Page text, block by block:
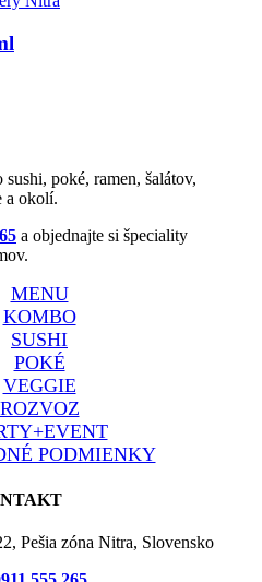
poké, ramen, šalátov,
a okolí.
a objednajte si špeciality
MENU
KOMBO
SUSHI
POKÉ
VEGGIE
ROZVOZ
PODMIENKY
Pešia zóna Nitra, Slovensko